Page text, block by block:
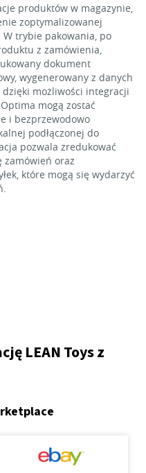
produktów w magazynie,
zoptymalizowanej
trybie pakowania, po
z zamówienia,
dokument
wygenerowany z danych
możliwości integracji
mogą zostać
i bezprzewodowo
podłączonej do
pozwala zredukować
zamówień oraz
które mogą się wydarzyć
LEAN Toys z